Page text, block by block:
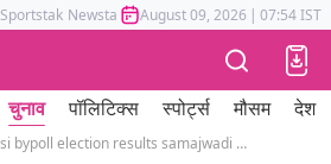
Sportstak Newstak Mumbai Tak Astrotak
August 09, 2026 | 07:54 IST
चुनाव पॉलिटिक्स स्पोर्ट्स मौसम देश
ghosi bypoll election results samajwadi party sudhakar singh won bjp uttar pradesh kerala west bengal